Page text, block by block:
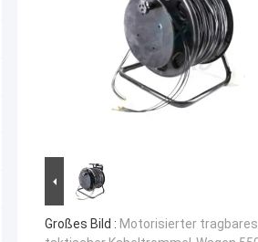
Großes Bild : Motorisierter tragbares